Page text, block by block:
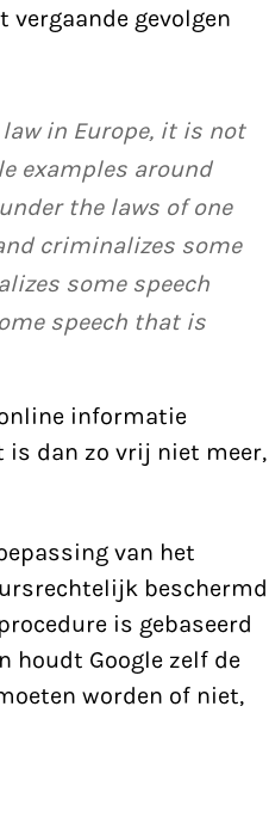
gevolgen
in Europe, it is not
examples around
the laws of one
criminalizes some
some speech
speech that is
informatie
is dan zo vrij niet meer,
van het
beschermd
is gebaseerd
houdt Google zelf de
worden of niet,